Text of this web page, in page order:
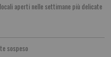
aperti nelle settimane più delicate
sospeso